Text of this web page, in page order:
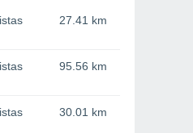
27.41 km
95.56 km
30.01 km